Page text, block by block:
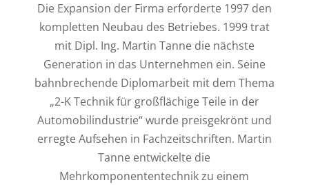
Die Expansion der Firma erforderte 1997 den
kompletten Neubau des Betriebes. 1999 trat
mit Dipl. Ing. Martin Tanne die nächste
Generation in das Unternehmen ein. Seine
bahnbrechende Diplomarbeit mit dem Thema
„2-K Technik für großflächige Teile in der
Automobilindustrie“ wurde preisgekrönt und
erregte Aufsehen in Fachzeitschriften. Martin
Tanne entwickelte die
Mehrkomponententechnik zu einem